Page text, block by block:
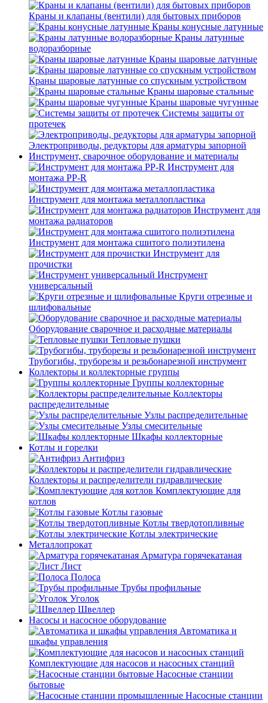
Краны и клапаны (вентили) для бытовых приборов
Краны конусные латунные
Краны латунные
водоразборные
Краны шаровые латунные
Краны шаровые латунные со спускным устройством
Краны шаровые стальные
Краны шаровые чугунные
Системы защиты от
протечек
Электроприводы, редукторы для арматуры запорной
Инструмент, сварочное оборудование и материалы
Инструмент для
монтажа PP-R
Инструмент для монтажа металлопластика
Инструмент для
монтажа радиаторов
Инструмент для монтажа сшитого полиэтилена
Инструмент для
прочистки
Инструмент
универсальный
Круги отрезные и
шлифовальные
Оборудование сварочное и расходные материалы
Тепловые пушки
Трубогибы, труборезы и резьбонарезной инструмент
Коллекторы и коллекторные группы
Группы коллекторные
Коллекторы
распределительные
Узлы распределительные
Узлы смесительные
Шкафы коллекторные
Котлы и горелки
Антифриз
Коллекторы и распределители гидравлические
Комплектующие для
котлов
Котлы газовые
Котлы твердотопливные
Котлы электрические
Металлопрокат
Арматура горячекатаная
Лист
Полоса
Трубы профильные
Уголок
Швеллер
Насосы и насосное оборудование
Автоматика и
шкафы управления
Комплектующие для насосов и насосных станций
Насосные станции
бытовые
Насосные станции